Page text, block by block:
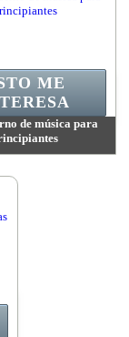
de música para
disponible:
ME